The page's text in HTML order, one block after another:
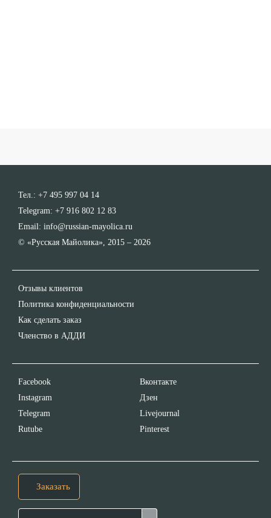
Тел.: +7 495 997 04 14
Telegram: +7 916 802 12 83
Email: info@russian-mayolica.ru
© «Русская Майолика», 2015 – 2026
Отзывы клиентов
Политика конфиденциальности
Как сделать заказ
Членство в АДДИ
Facebook
Instagram
Telegram
Rutube
Вконтакте
Дзен
Livejournal
Pinterest
Заказать
Search for